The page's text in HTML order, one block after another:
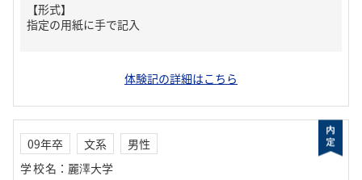
【形式】
指定の用紙に手で記入
体験記の詳細はこちら
09年卒 文系
男性
学校名 ： 麗澤大学